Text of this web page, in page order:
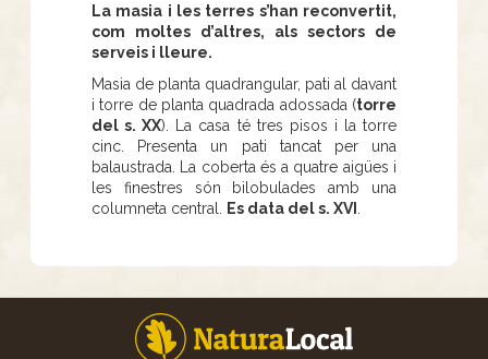
La masia i les terres s’han reconvertit,
com moltes d’altres, als sectors de
serveis i lleure.
Masia de planta quadrangular, pati al davant
i torre de planta quadrada adossada (torre
del s. XX). La casa té tres pisos i la torre
cinc. Presenta un pati tancat per una
balaustrada. La coberta és a quatre aigües i
les finestres són bilobulades amb una
columneta central.
Es data del s. XVI